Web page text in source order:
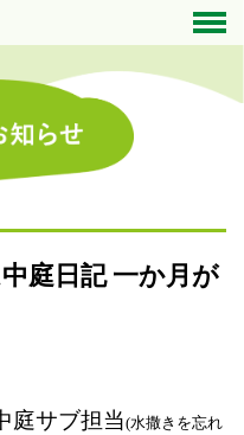
庭日記 一か月が
サブ担当(水撒きを忘れ